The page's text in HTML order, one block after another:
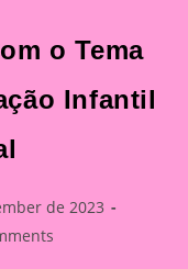
o Tema
Infantil
de 2023